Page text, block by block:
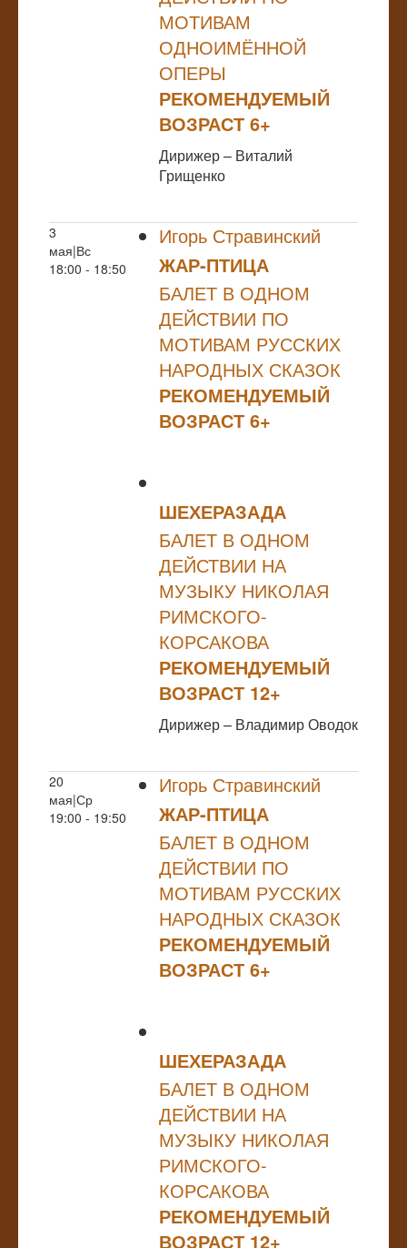
МОТИВАМ
ОДНОИМЁННОЙ
ОПЕРЫ
РЕКОМЕНДУЕМЫЙ
ВОЗРАСТ 6+
Дирижер – Виталий
Грищенко
3
мая|Вс
18:00 - 18:50
Игорь Стравинский
ЖАР-ПТИЦА
БАЛЕТ В ОДНОМ
ДЕЙСТВИИ ПО
МОТИВАМ РУССКИХ
НАРОДНЫХ СКАЗОК
РЕКОМЕНДУЕМЫЙ
ВОЗРАСТ 6+
ШЕХЕРАЗАДА
БАЛЕТ В ОДНОМ
ДЕЙСТВИИ НА
МУЗЫКУ НИКОЛАЯ
РИМСКОГО-
КОРСАКОВА
РЕКОМЕНДУЕМЫЙ
ВОЗРАСТ 12+
Дирижер – Владимир Оводок
20
мая|Ср
19:00 - 19:50
Игорь Стравинский
ЖАР-ПТИЦА
БАЛЕТ В ОДНОМ
ДЕЙСТВИИ ПО
МОТИВАМ РУССКИХ
НАРОДНЫХ СКАЗОК
РЕКОМЕНДУЕМЫЙ
ВОЗРАСТ 6+
ШЕХЕРАЗАДА
БАЛЕТ В ОДНОМ
ДЕЙСТВИИ НА
МУЗЫКУ НИКОЛАЯ
РИМСКОГО-
КОРСАКОВА
РЕКОМЕНДУЕМЫЙ
ВОЗРАСТ 12+